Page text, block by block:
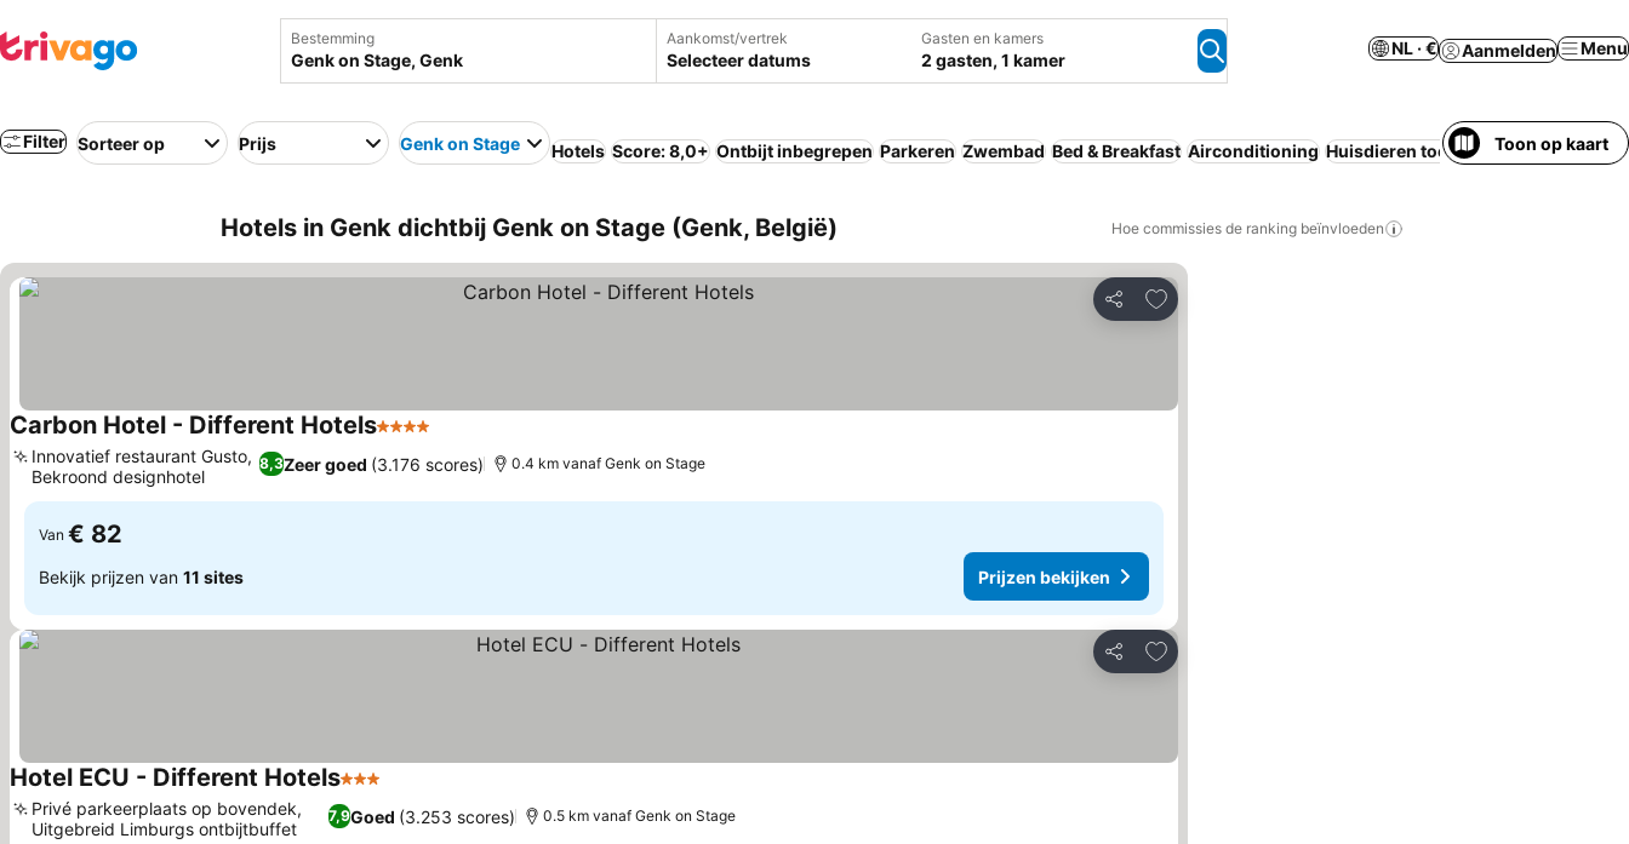
Bestemming Aankomst/vertrek
Selecteer datums
Gasten en kamers
2 gasten, 1 kamer
NL · € Aanmelden Menu
Filter Sorteer op Prijs Genk on Stage Hotels Score: 8,0+ Ontbijt inbegrepen Parkeren Zwembad Bed & Breakfast Airconditioning Huisdieren toegestaan Aparthotel
Toon op kaart
Hotels in Genk dichtbij Genk on Stage (Genk, België) Hoe commissies de ranking beïnvloeden
Delen
Toevoegen aan favorieten
Carbon Hotel - Different Hotels4 Sterren
8,3Zeer goed (3.176 scores)
Innovatief restaurant Gusto,
Bekroond designhotel
0.4 km vanaf Genk on Stage
Van € 82
Bekijk prijzen van 11 sites Prijzen bekijken
Delen
Toevoegen aan favorieten
Hotel ECU - Different Hotels3 Sterren
7,9Goed (3.253 scores)
Privé parkeerplaats op bovendek,
Uitgebreid Limburgs ontbijtbuffet
0.5 km vanaf Genk on Stage